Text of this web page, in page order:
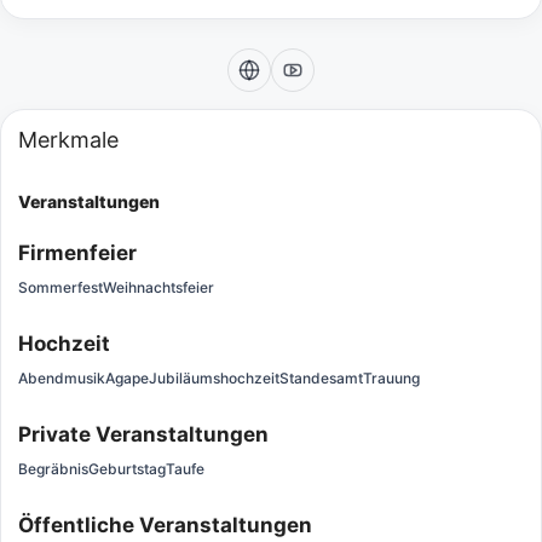
Merkmale
Veranstaltungen
Firmenfeier
SommerfestWeihnachtsfeier
Hochzeit
AbendmusikAgapeJubiläumshochzeitStandesamtTrauung
Private Veranstaltungen
BegräbnisGeburtstagTaufe
Öffentliche Veranstaltungen